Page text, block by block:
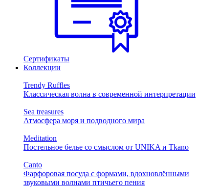
Сертификаты
Коллекции
Trendy Ruffles
Классическая волна в современной интерпретации
Sea treasures
Атмосфера моря и подводного мира
Meditation
Постельное белье со смыслом от UNIKA и Tkano
Canto
Фарфоровая посуда с формами, вдохновлёнными
звуковыми волнами птичьего пения